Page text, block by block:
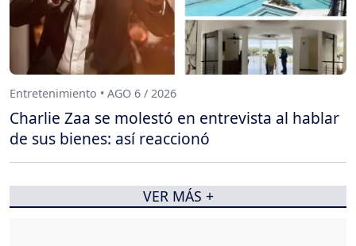
Entretenimiento • AGO 6 / 2026
Charlie Zaa se molestó en entrevista al hablar
de sus bienes: así reaccionó
VER MÁS +